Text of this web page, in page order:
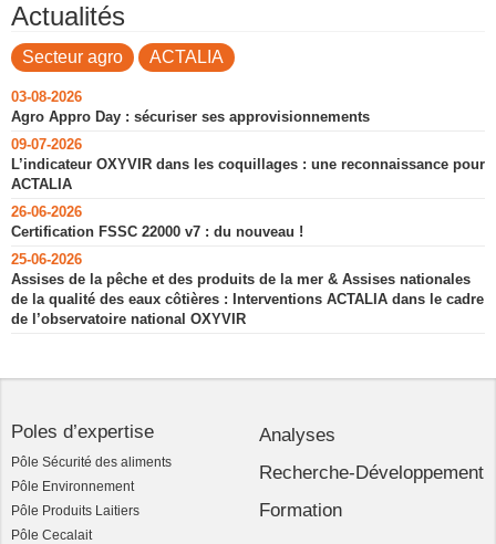
Actualités
Secteur agro ACTALIA
03-08-2026
Agro Appro Day : sécuriser ses approvisionnements
09-07-2026
L’indicateur OXYVIR dans les coquillages : une reconnaissance pour
ACTALIA
26-06-2026
Certification FSSC 22000 v7 : du nouveau !
25-06-2026
Assises de la pêche et des produits de la mer & Assises nationales
de la qualité des eaux côtières : Interventions ACTALIA dans le cadre
de l’observatoire national OXYVIR
Poles d’expertise
Pôle Sécurité des aliments
Pôle Environnement
Pôle Produits Laitiers
Pôle Cecalait
Analyses
Recherche-Développement
Formation